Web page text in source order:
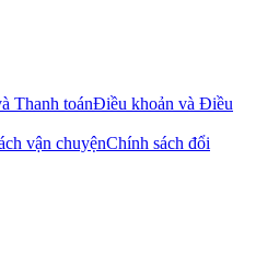
Thanh toánĐiều khoản và Điều
vận chuyệnChính sách đổi